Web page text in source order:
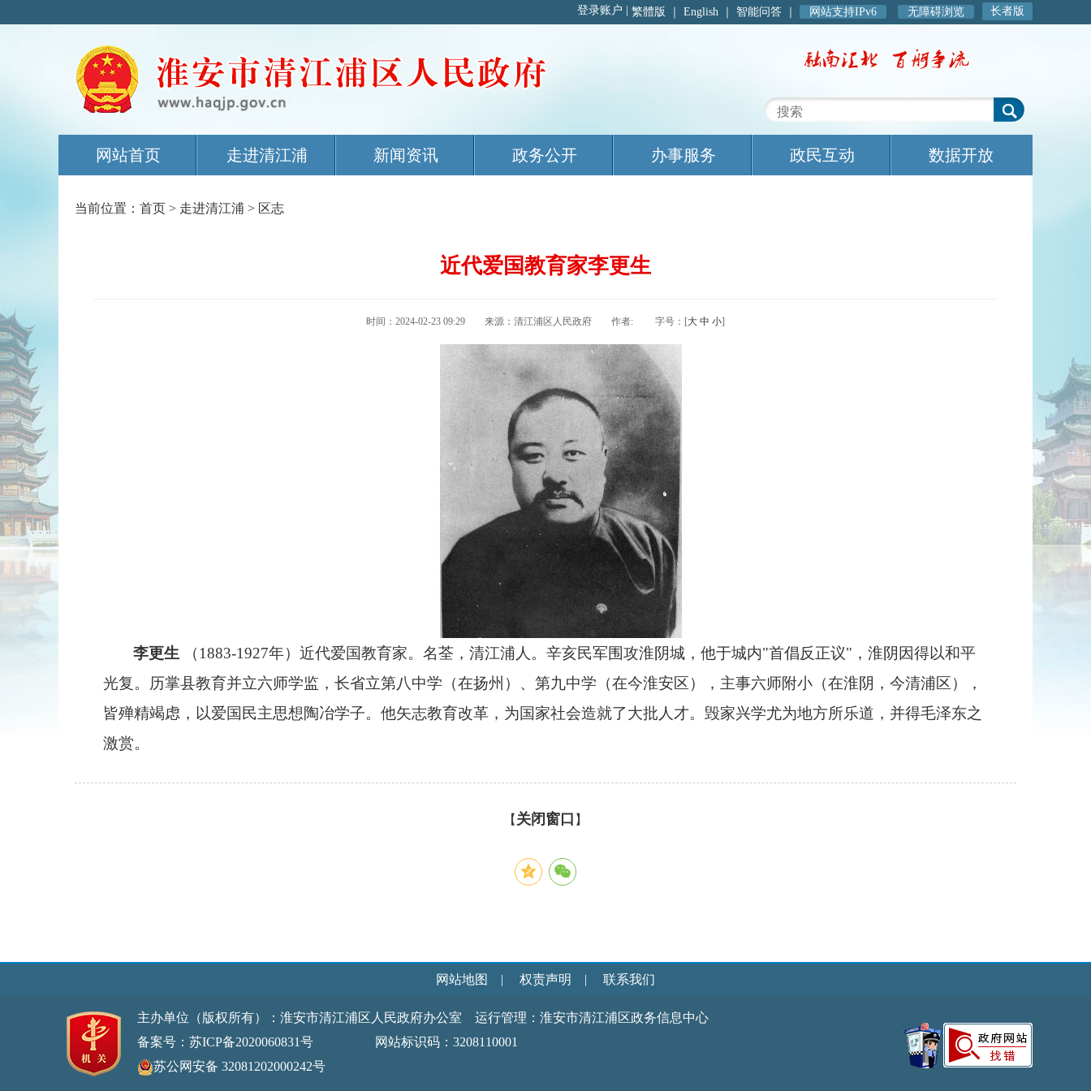
繁體版 English 智能问答 网站支持IPv6 无障碍浏览 长者版
网站首页 走进清江浦 新闻资讯 政务公开 办事服务 政民互动 数据开放
当前位置： 首页 > 走进清江浦 > 区志
近代爱国教育家李更生
时间：2024-02-23 09:29 来源：清江浦区人民政府 作者: 字号：[大 中 小]
李更生 （1883-1927年）近代爱国教育家。名荃，清江浦人。辛亥民军围攻淮阴城，他于城内"首倡反正议"，淮阴因得以和平
光复。历掌县教育并立六师学监，长省立第八中学（在扬州）、第九中学（在今淮安区），主事六师附小（在淮阴，今清浦区），
皆殚精竭虑，以爱国民主思想陶冶学子。他矢志教育改革，为国家社会造就了大批人才。毁家兴学尤为地方所乐道，并得毛泽东之
激赏。
【 关闭窗口 】
网站地图 | 权责声明 | 联系我们
主办单位（版权所有）：淮安市清江浦区人民政府办公室 运行管理：淮安市清江浦区政务信息中心
备案号：苏ICP备2020060831号
网站标识码：3208110001
苏公网安备 32081202000242号